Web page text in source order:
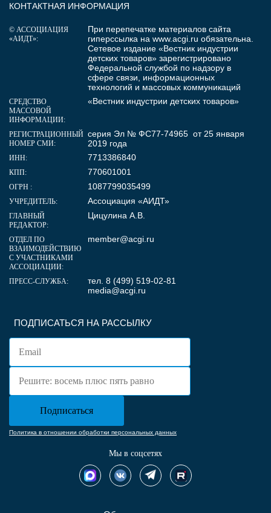
ПОДПИСАТЬСЯ НА РАССЫЛКУ
Политика в отношении обработки персональных данных
Мы в соцсетях
КОНТАКТНАЯ ИНФОРМАЦИЯ
© АССОЦИАЦИЯ
«АИДТ»:
При перепечатке материалов сайта
гиперссылка на www.acgi.ru обязательна.
Сетевое издание «Вестник индустрии
детских товаров» зарегистрировано
Федеральной службой по надзору в
сфере связи, информационных
технологий и массовых коммуникаций
СРЕДСТВО
МАССОВОЙ
ИНФОРМАЦИИ:
«Вестник индустрии детских товаров»
РЕГИСТРАЦИОННЫЙ
НОМЕР СМИ:
серия Эл № ФС77-74965 от 25 января
2019 года
ИНН: 7713386840
КПП: 770601001
ОГРН : 1087799035499
УЧРЕДИТЕЛЬ: Ассоциация «АИДТ»
ГЛАВНЫЙ
РЕДАКТОР:
Цицулина А.В.
ОТДЕЛ ПО
ВЗАИМОДЕЙСТВИЮ
С УЧАСТНИКАМИ
АССОЦИАЦИИ:
member@acgi.ru
ПРЕСС-СЛУЖБА:
тел. 8 (499) 519-02-81
media@acgi.ru